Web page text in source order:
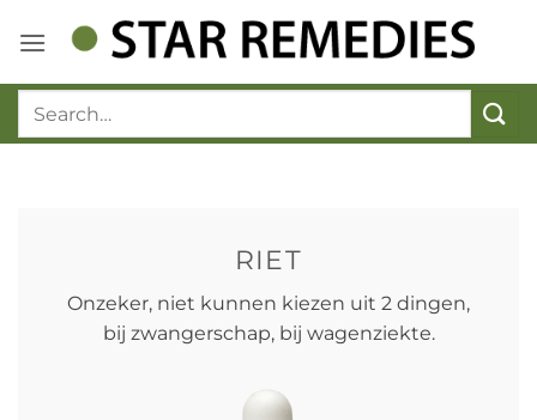
naar
RIET
Onzeker, niet kunnen kiezen uit 2 dingen,
bij zwangerschap, bij wagenziekte.